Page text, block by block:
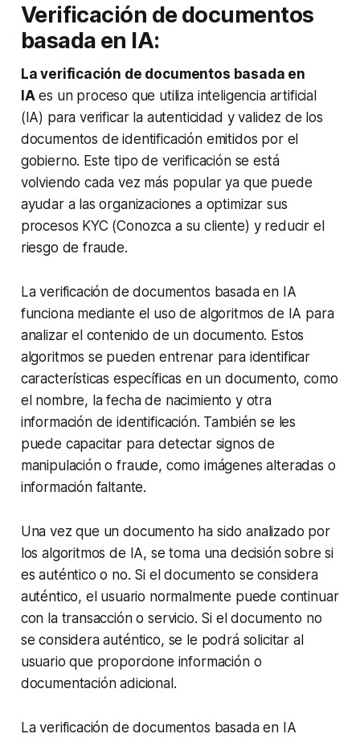
Verificación de documentos
basada en IA:
La verificación de documentos basada en
IAes un proceso que utiliza inteligencia artificial
(IA) para verificar la autenticidad y validez de los
documentos de identificación emitidos por el
gobierno. Este tipo de verificación se está
volviendo cada vez más popular ya que puede
ayudar a las organizaciones a optimizar sus
procesos KYC (Conozca a su cliente) y reducir el
riesgo de fraude.
La verificación de documentos basada en IA
funciona mediante el uso de algoritmos de IA para
analizar el contenido de un documento. Estos
algoritmos se pueden entrenar para identificar
características específicas en un documento, como
el nombre, la fecha de nacimiento y otra
información de identificación. También se les
puede capacitar para detectar signos de
manipulación o fraude, como imágenes alteradas o
información faltante.
Una vez que un documento ha sido analizado por
los algoritmos de IA, se toma una decisión sobre si
es auténtico o no. Si el documento se considera
auténtico, el usuario normalmente puede continuar
con la transacción o servicio. Si el documento no
se considera auténtico, se le podrá solicitar al
usuario que proporcione información o
documentación adicional.
La verificación de documentos basada en IA